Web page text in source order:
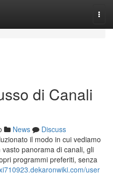
di Canali
News
Discuss
il modo in cui vediamo
panorama di canali, gli
programmi preferiti, senza
user